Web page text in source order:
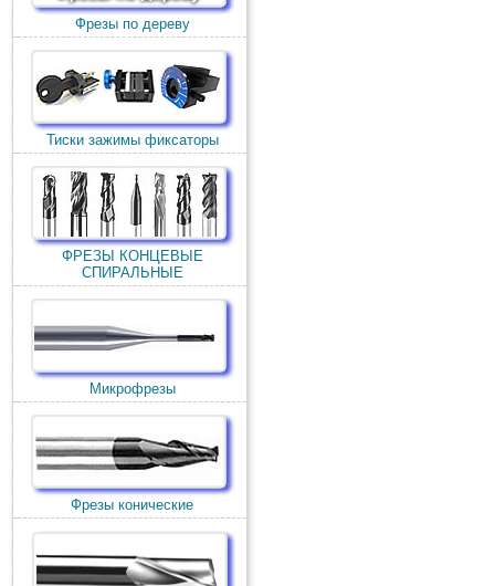
Фрезы по дереву
Тиски зажимы фиксаторы
ФРЕЗЫ КОНЦЕВЫЕ
СПИРАЛЬНЫЕ
Микрофрезы
Фрезы конические